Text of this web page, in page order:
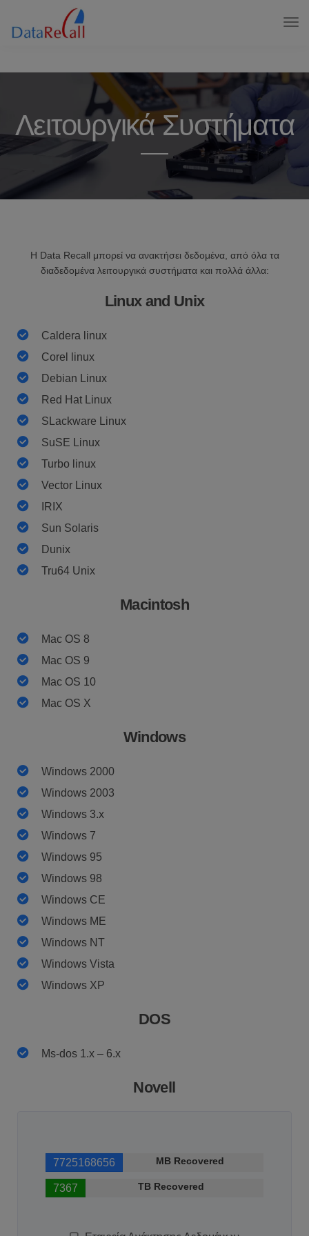
Λειτουργικά Συστήματα
Η Data Recall μπορεί να ανακτήσει δεδομένα, από όλα τα
διαδεδομένα λειτουργικά συστήματα και πολλά άλλα:
Linux and Unix
Caldera linux
Corel linux
Debian Linux
Red Hat Linux
SLackware Linux
SuSE Linux
Turbo linux
Vector Linux
IRIX
Sun Solaris
Dunix
Tru64 Unix
Macintosh
Mac OS 8
Mac OS 9
Mac OS 10
Mac OS X
Windows
Windows 2000
Windows 2003
Windows 3.x
Windows 7
Windows 95
Windows 98
Windows CE
Windows ME
Windows NT
Windows Vista
Windows XP
DOS
Ms-dos 1.x – 6.x
Novell
7725168656 MB Recovered
7367 TB Recovered